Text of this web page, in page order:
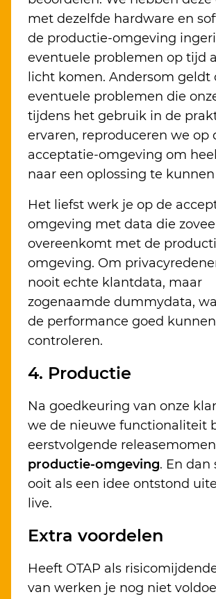
met dezelfde hardware en
de productie-omgeving
eventuele problemen op tijd
licht komen. Andersom geldt
eventuele problemen die
tijdens het gebruik in de
ervaren, reproduceren we op
acceptatie-omgeving om
naar een oplossing te
Het liefst werk je op de
omgeving met data die
overeenkomt met de
omgeving. Om
nooit echte klantdata, maar
zogenaamde dummydata,
de performance goed kunnen
controleren.
4. Productie
Na goedkeuring van onze
we de nieuwe functionaliteit
eerstvolgende
productie-omgeving. En
ooit als een idee ontstond
live.
Extra voordelen
Heeft OTAP als
van werken je nog niet